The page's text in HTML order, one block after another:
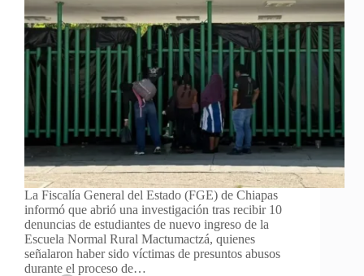
La Fiscalía General del Estado (FGE) de Chiapas
informó que abrió una investigación tras recibir 10
denuncias de estudiantes de nuevo ingreso de la
Escuela Normal Rural Mactumactzá, quienes
señalaron haber sido víctimas de presuntos abusos
durante el proceso de…